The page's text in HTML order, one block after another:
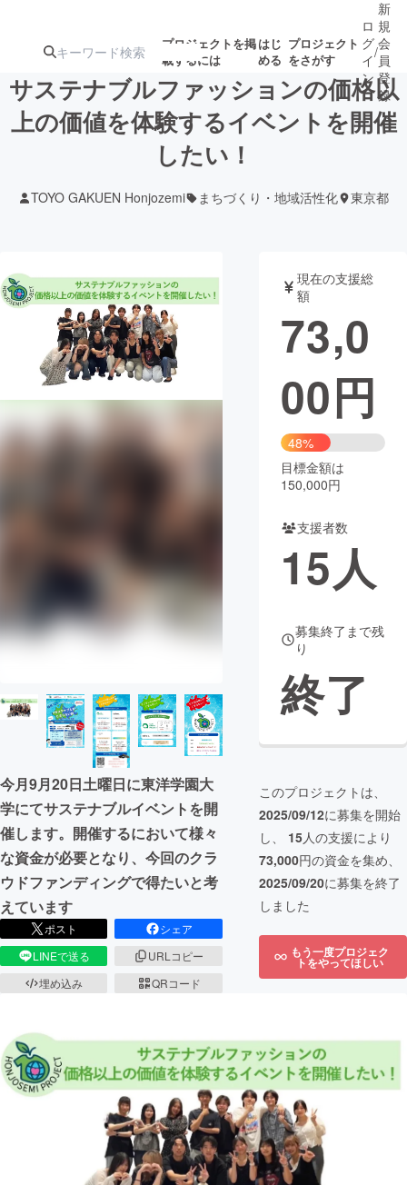
プロジェクトを掲
載するには
はじ
める
プロジェクト
をさがす
注目の新着プロ 募集終了が近いプ
テクノロジー・ガジェット
映像・映画 書籍・雑誌
チャレンジ
まちづくり・地域活性化
CAMPFIRE Creation
コミュニティ
ロ
グ
イ
ン
/
新
規
会
員
登
録
サステナブルファッションの価格以
上の価値を体験するイベントを開催
したい！
TOYO GAKUEN Honjozemi まちづくり・地域活性化 東京都
今月9月20日土曜日に東洋学園大
学にてサステナブルイベントを開
催します。開催するにおいて様々
な資金が必要となり、今回のクラ
ウドファンディングで得たいと考
えています
ポスト
シェア
LINEで送る
URLコピー
埋め込み
QRコード
現在の支援総
額
73,0
00円
48%
目標金額は
150,000円
支援者数
15人
募集終了まで残
り
終了
このプロジェクトは、
2025/09/12に募集を開始
し、 15人の支援により
73,000円の資金を集め、
2025/09/20に募集を終了
しました
もう一度プロジェク
トをやってほしい